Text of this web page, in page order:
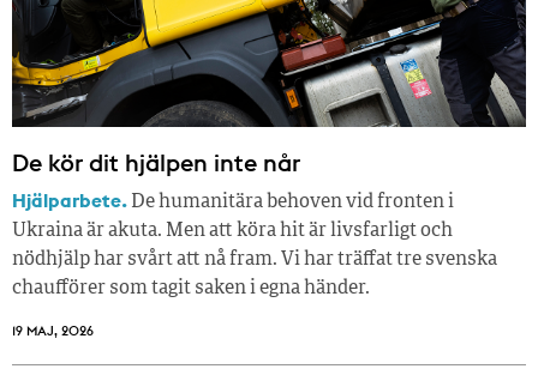
De kör dit hjälpen inte når
Hjälparbete. De humanitära behoven vid fronten i
Ukraina är akuta. Men att köra hit är livsfarligt och
nödhjälp har svårt att nå fram. Vi har träffat tre svenska
chaufförer som tagit saken i egna händer.
19 MAJ, 2026